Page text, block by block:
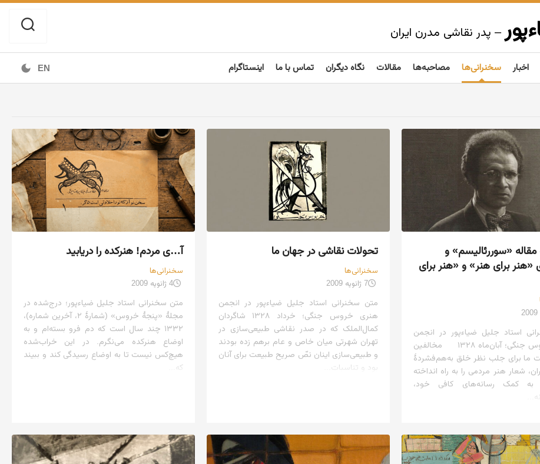
– پدر نقاشی مدرن ایران
اخبار سخنرانی‌ها مصاحبه‌ها مقالات نگاه دیگران تماس با ما اینستاگرام EN
«سوررئالیسم» و
«هنر برای هنر» و «هنر برای
استاد جلیل ضیاءپور در انجمن
هنری خروس جنگی؛ آبان‌ماه ۱۳۲۸ مخالفین
ما برای جلب نظر خلق به‌هم‌فشردهٔ
شعار هنر مردمی را به راه انداخته
به کمک رسانه‌های کافی خود،
تحولات نقاشی در جهان ما
سخنرانی‌ها
7 ژانویه 2009
متن سخنرانی استاد جلیل ضیاءپور در انجمن
هنری خروس جنگی؛ خرداد ۱۳۲۸ شاگردان
کمال‌الملک که در صدر نقاشی طبیعی‌سازی در
تهران شهرتی میان خاص و عام برهم زده بودند
و طبیعی‌سازی اینان نصّ صریح طبیعت برای آنان
بود و تناسبات...
آ…ی مردم! هنرکده را دریابید
سخنرانی‌ها
4 ژانویه 2009
متن سخنرانی استاد جلیل ضیاءپور؛ درج‌شده در
مجلهٔ «پنجهٔ خروس» (شمارهٔ ۲، آخرین شماره)،
۱۳۳۲ چند سال است که دم فرو بسته‌ام و به
اوضاع هنرکده می‌نگرم. در این خراب‌شده
هیچ‌کس نیست تا به اوضاع رسیدگی کند و ببیند
که...